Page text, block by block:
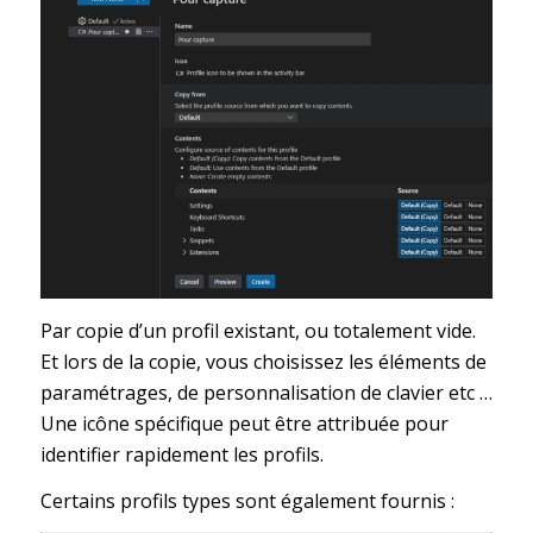
Par copie d’un profil existant, ou totalement vide.
Et lors de la copie, vous choisissez les éléments de
paramétrages, de personnalisation de clavier etc …
Une icône spécifique peut être attribuée pour
identifier rapidement les profils.
Certains profils types sont également fournis :